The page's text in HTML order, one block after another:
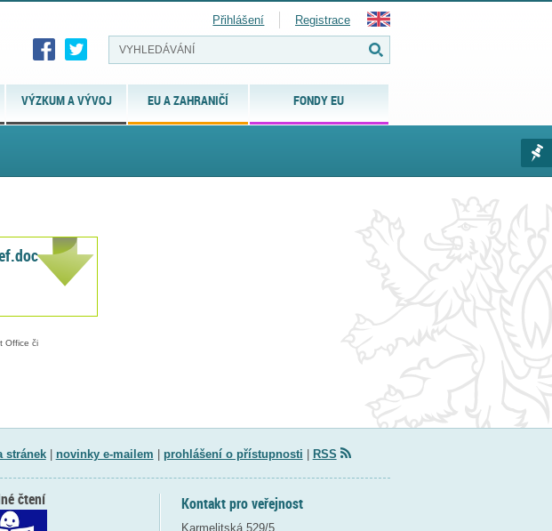
VÝZKUM A VÝVOJ EU A ZAHRANIČÍ FONDY EU
Přihlášení Registrace
Office či
stránek| novinky e-mailem prohlášení o přístupnosti RSS
Kontakt pro veřejnost
Karmelitská 529/5
čtení